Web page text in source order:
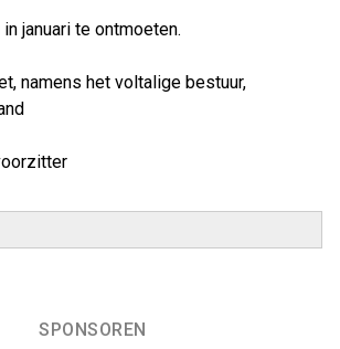
januari te ontmoeten.
namens het voltalige bestuur,
SPONSOREN